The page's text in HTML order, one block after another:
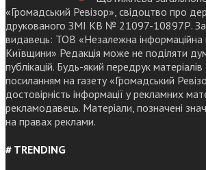
«Громадський Ревізор», свідоцтво про
друкованого ЗМІ КВ № 21097-10897Р.
видавець: ТОВ «Незалежна інформаційна
Київщини» Редакція може не поділяти
публікацій. Будь-який передрук
посиланням на газету «Громадський
достовірність інформації у рекламних
рекламодавець. Матеріали, позначені
на правах реклами.
# TRENDING